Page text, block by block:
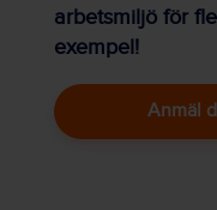
arbetsmiljö för
exempel!
Anmäl